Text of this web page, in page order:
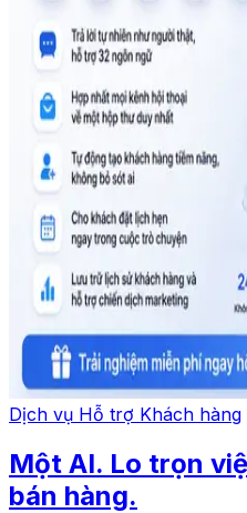
Dịch vụ Hỗ trợ Khách hàng
Một AI. Lo trọn
bán hàng.